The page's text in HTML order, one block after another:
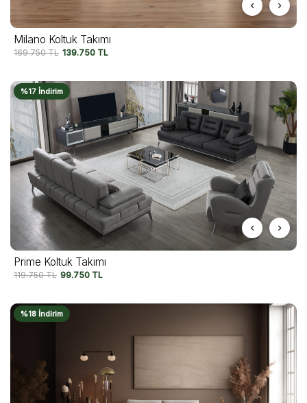
Milano Koltuk Takımı
169.750TL 139.750 TL
%17 İndirim
Prime Koltuk Takımı
119.750TL 99.750 TL
%18 İndirim